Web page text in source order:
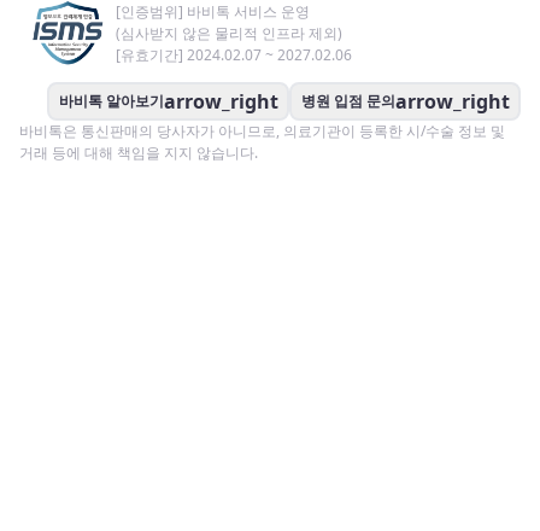
[인증범위] 바비톡 서비스 운영
(심사받지 않은 물리적 인프라 제외)
[유효기간] 2024.02.07 ~ 2027.02.06
바비톡 알아보기arrow_right 병원 입점 문의arrow_right
바비톡은 통신판매의 당사자가 아니므로, 의료기관이 등록한 시/수술 정보 및
거래 등에 대해 책임을 지지 않습니다.